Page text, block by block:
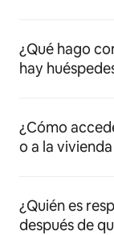
¿Qué hago
hay
¿Cómo
o a la
¿Quién es
después de